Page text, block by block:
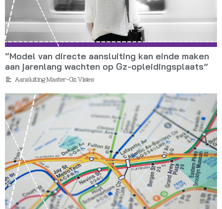
“Model van directe aansluiting kan einde maken
aan jarenlang wachten op Gz-opleidingsplaats”
Aansluiting Master-Gz,Visies